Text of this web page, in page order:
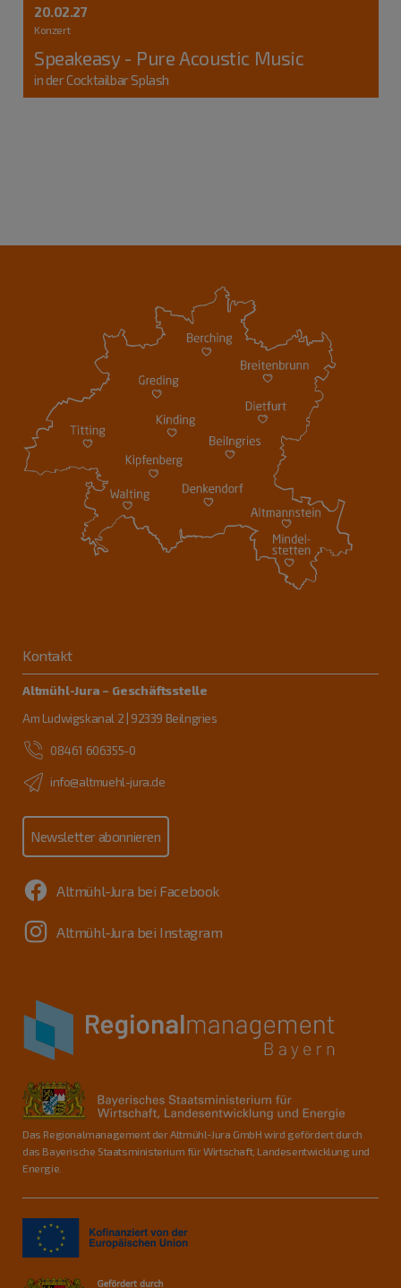
20.02.27
Konzert
Speakeasy - Pure Acoustic Music
in der Cocktailbar Splash
Kontakt
Altmühl-Jura – Geschäftsstelle
Am Ludwigskanal 2 | 92339 Beilngries
08461 606355-0
info@altmuehl-jura.de
Newsletter abonnieren
Altmühl-Jura bei Facebook
Altmühl-Jura bei Instagram
Das Regionalmanagement der Altmühl-Jura GmbH wird gefördert durch
das Bayerische Staatsministerium für Wirtschaft, Landesentwicklung und
Energie.